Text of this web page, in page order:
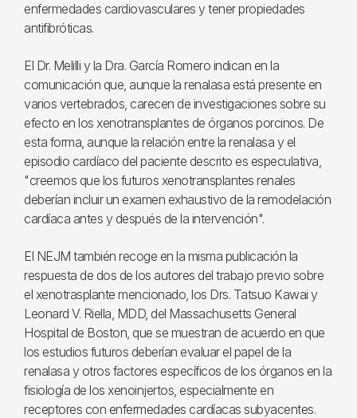
enfermedades cardiovasculares y tener propiedades
antifibróticas.
El Dr. Melilli y la Dra. García Romero indican en la
comunicación que, aunque la renalasa está presente en
varios vertebrados, carecen de investigaciones sobre su
efecto en los xenotransplantes de órganos porcinos. De
esta forma, aunque la relación entre la renalasa y el
episodio cardíaco del paciente descrito es especulativa,
"creemos que los futuros xenotransplantes renales
deberían incluir un examen exhaustivo de la remodelación
cardíaca antes y después de la intervención".
El NEJM también recoge en la misma publicación la
respuesta de dos de los autores del trabajo previo sobre
el xenotrasplante mencionado, los Drs. Tatsuo Kawai y
Leonard V. Riella, MDD, del Massachusetts General
Hospital de Boston, que se muestran de acuerdo en que
los estudios futuros deberían evaluar el papel de la
renalasa y otros factores específicos de los órganos en la
fisiología de los xenoinjertos, especialmente en
receptores con enfermedades cardíacas subyacentes.